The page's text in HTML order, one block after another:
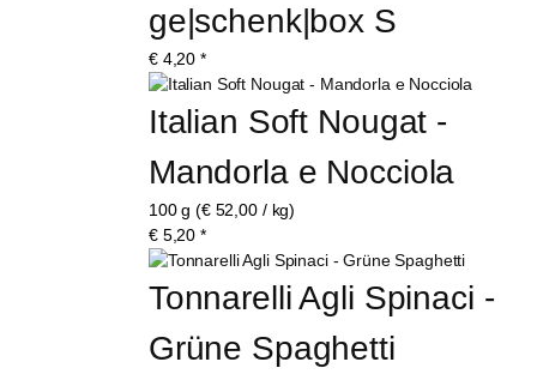
ge|schenk|box S
€ 4,20 *
Italian Soft Nougat -
Mandorla e Nocciola
100 g (€ 52,00 / kg)
€ 5,20 *
Tonnarelli Agli Spinaci -
Grüne Spaghetti